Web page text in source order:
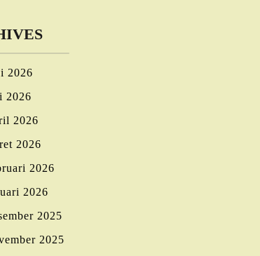
2026
2026
2026
2026
2026
2026
2025
2025